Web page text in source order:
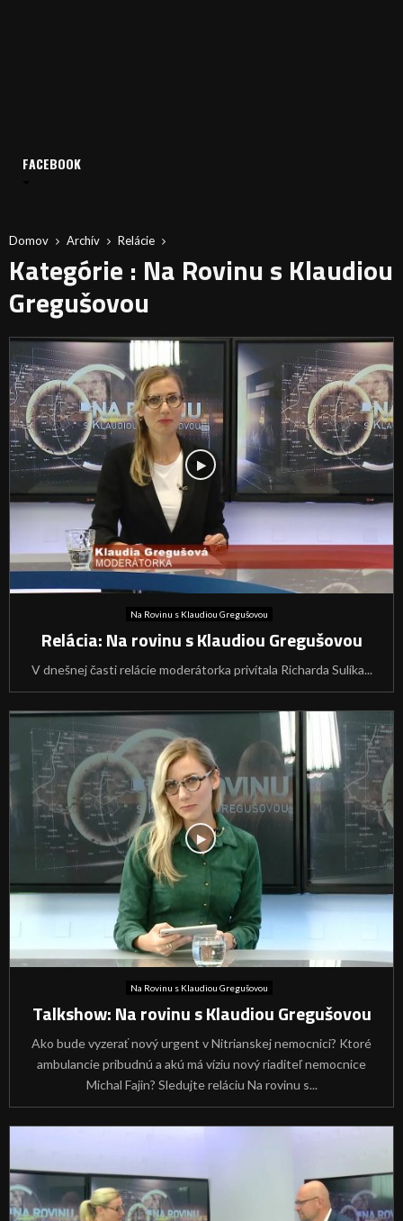
Domov Archív Relácie
Kategórie : Na Rovinu s Klaudiou
Gregušovou
Na Rovinu s Klaudiou Gregušovou
Relácia: Na rovinu s Klaudiou Gregušovou
V dnešnej časti relácie moderátorka privítala Richarda Sulíka...
Na Rovinu s Klaudiou Gregušovou
Talkshow: Na rovinu s Klaudiou Gregušovou
Ako bude vyzerať nový urgent v Nitrianskej nemocnici? Ktoré
ambulancie pribudnú a akú má víziu nový riaditeľ nemocnice
Michal Fajin? Sledujte reláciu Na rovinu s...
FACEBOOK